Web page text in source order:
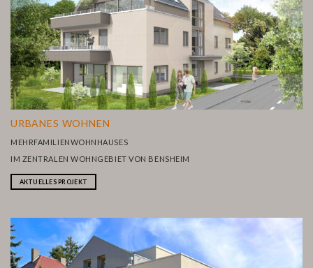
URBANES WOHNEN
MEHRFAMILIENWOHNHAUSES
IM ZENTRALEN WOHNGEBIET VON BENSHEIM
AKTUELLES PROJEKT